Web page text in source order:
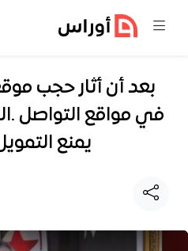
بعد أن أثار حجب
في مواقع التواصل
يمنع